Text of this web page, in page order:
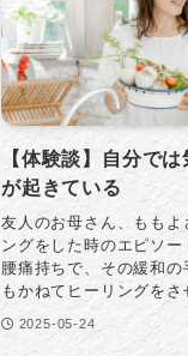
【体験談】自分で
が起きている
友人のお母さん、ももよ
ングをした時のエピソ
腰痛持ちで、その緩和
もかねてヒーリングをさ
2025-05-24